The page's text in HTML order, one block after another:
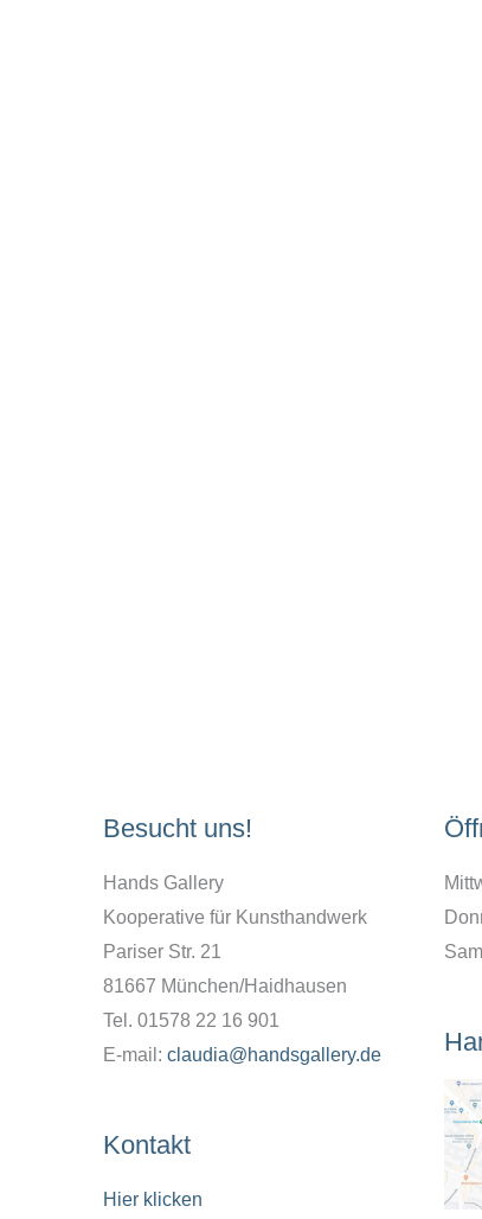
Besucht uns!
Hands Gallery
Kooperative für Kunsthandwerk
Pariser Str. 21
81667 München/Haidhausen
Tel. 01578 22 16 901
E-mail: claudia@handsgallery.de
Kontakt
Hier klicken